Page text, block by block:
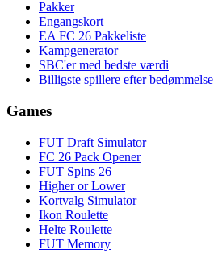
Pakker
Engangskort
EA FC 26 Pakkeliste
Kampgenerator
SBC'er med bedste værdi
Billigste spillere efter bedømmelse
Games
FUT Draft Simulator
FC 26 Pack Opener
FUT Spins 26
Higher or Lower
Kortvalg Simulator
Ikon Roulette
Helte Roulette
FUT Memory